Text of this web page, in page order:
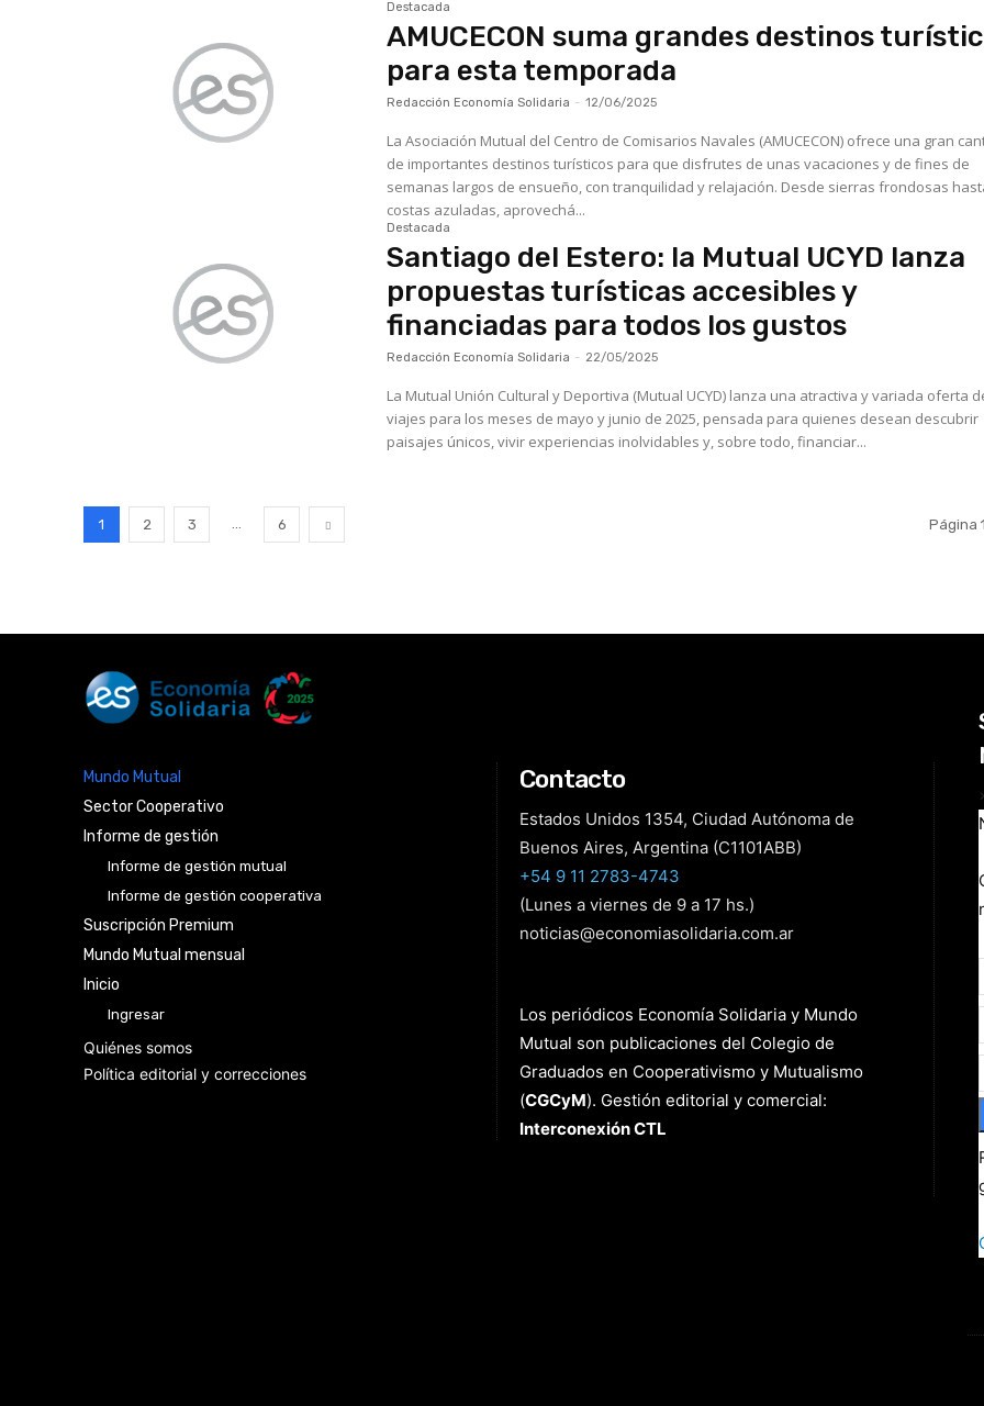
Destacada
AMUCECON suma grandes destinos
para esta temporada
Redacción Economía Solidaria - 12/06/2025
La Asociación Mutual del Centro de Comisarios Navales (AMUCECON) ofrece una gran
de importantes destinos turísticos para que disfrutes de unas vacaciones y de fines de
semanas largos de ensueño, con tranquilidad y relajación. Desde sierras frondosas hasta
costas azuladas, aprovechá...
Destacada
Santiago del Estero: la Mutual UCYD lanza
propuestas turísticas accesibles y
financiadas para todos los gustos
Redacción Economía Solidaria - 22/05/2025
La Mutual Unión Cultural y Deportiva (Mutual UCYD) lanza una atractiva y variada oferta
viajes para los meses de mayo y junio de 2025, pensada para quienes desean descubrir
paisajes únicos, vivir experiencias inolvidables y, sobre todo, financiar...
1 2 3 6 Página
Mundo Mutual
Sector Cooperativo
Informe de gestión
Informe de gestión mutual
Informe de gestión cooperativa
Suscripción Premium
Mundo Mutual mensual
Inicio
Ingresar
Quiénes somos
Política editorial y correcciones
Contacto
Estados Unidos 1354, Ciudad Autónoma de
Buenos Aires, Argentina (C1101ABB)
+54 9 11 2783-4743
(Lunes a viernes de 9 a 17 hs.)
noticias@economiasolidaria.com.ar
Los periódicos Economía Solidaria y Mundo
Mutual son publicaciones del Colegio de
Graduados en Cooperativismo y Mutualismo
(CGCyM). Gestión editorial y comercial:
Interconexión CTL